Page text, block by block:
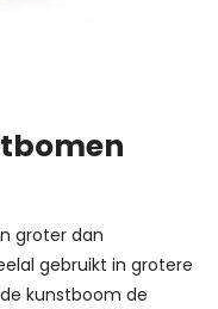
groter dan
gebruikt in grotere
kunstboom de